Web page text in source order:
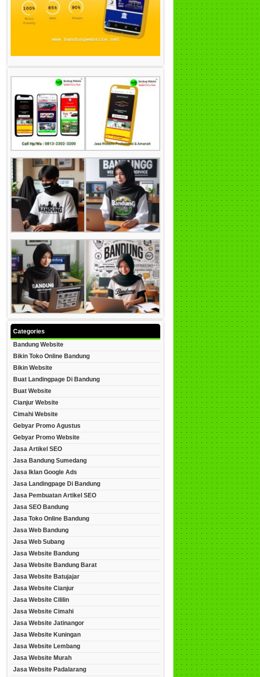
Categories
Bandung Website
Bikin Toko Online Bandung
Bikin Website
Buat Landingpage Di Bandung
Buat Website
Cianjur Website
Cimahi Website
Gebyar Promo Agustus
Gebyar Promo Website
Jasa Artikel SEO
Jasa Bandung Sumedang
Jasa Iklan Google Ads
Jasa Landingpage Di Bandung
Jasa Pembuatan Artikel SEO
Jasa SEO Bandung
Jasa Toko Online Bandung
Jasa Web Bandung
Jasa Web Subang
Jasa Website Bandung
Jasa Website Bandung Barat
Jasa Website Batujajar
Jasa Website Cianjur
Jasa Website Cililin
Jasa Website Cimahi
Jasa Website Jatinangor
Jasa Website Kuningan
Jasa Website Lembang
Jasa Website Murah
Jasa Website Padalarang